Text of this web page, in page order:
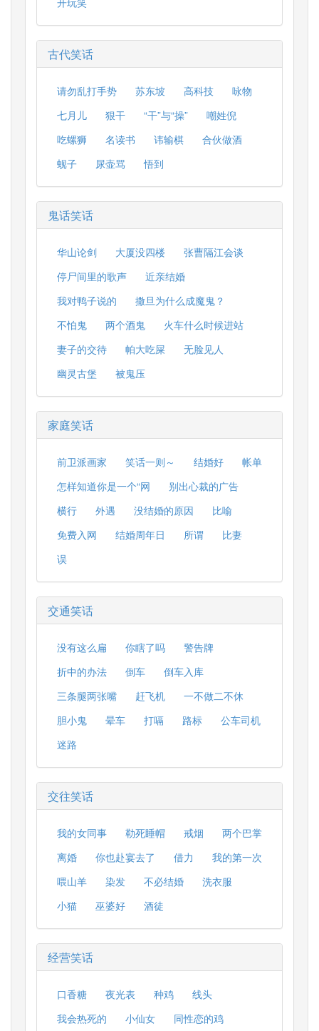
古代笑话
请勿乱打手势 苏东坡 高科技
咏物
七月儿
狠干 “干”与“操”
嘲姓倪
吃螺狮
名读书 讳输棋
合伙做酒
蚬子
尿壶骂 悟到
鬼话笑话
华山论剑 大厦没四楼
张曹隔江会谈
停尸间里的歌声
近亲结婚
我对鸭子说的
撒旦为什么成魔鬼？
不怕鬼
两个酒鬼
火车什么时候进站
妻子的交待
帕大吃屎
无脸见人
幽灵古堡
被鬼压
家庭笑话
前卫派画家 笑话一则～ 结婚好
帐单
怎样知道你是一个“网
别出心裁的广告
横行
外遇 没结婚的原因
比喻
免费入网
结婚周年日 所谓
比妻
误
交通笑话
没有这么扁 你瞎了吗
警告牌
折中的办法
倒车
倒车入库
三条腿两张嘴
赶飞机
一不做二不休
胆小鬼
晕车 打嗝 路标
公车司机
迷路
交往笑话
我的女同事 勒死睡帽 戒烟
两个巴掌
离婚
你也赴宴去了 借力
我的第一次
喂山羊
染发 不必结婚
洗衣服
小猫
巫婆好 酒徒
经营笑话
口香糖 夜光表 种鸡
线头
我会热死的
小仙女
同性恋的鸡